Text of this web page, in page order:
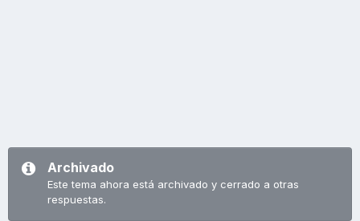
Archivado
Este tema ahora está archivado y cerrado a otras
respuestas.